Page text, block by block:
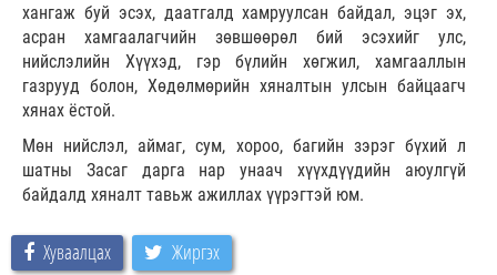
хангаж буй эсэх, даатгалд хамруулсан байдал, эцэг эх,
асран хамгаалагчийн зөвшөөрөл бий эсэхийг улс,
нийслэлийн Хүүхэд, гэр бүлийн хөгжил, хамгааллын
газрууд болон, Хөдөлмөрийн хяналтын улсын байцаагч
хянах ёстой.
Мөн нийслэл, аймаг, сум, хороо, багийн зэрэг бүхий л
шатны Засаг дарга нар унаач хүүхдүүдийн аюулгүй
байдалд хяналт тавьж ажиллах үүрэгтэй юм.
Хуваалцах Жиргэх